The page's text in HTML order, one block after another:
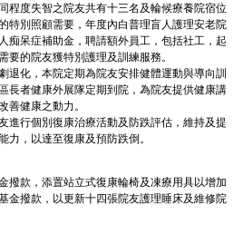
程度失智之院友共有十三名及輪候療養院宿位
特別照顧需要，年度內白普理盲人護理安老院
痴呆症補助金，聘請額外員工，包括社工，起
要的院友獲特別護理及訓練服務。
退化，本院定期為院友安排健體運動與導向訓
長者健康外展隊定期到院，為院友提供健康講
善健康之動力。
進行個別復康治療活動及防跌評估，維持及提
力，以達至復康及預防跌倒。
撥款，添置站立式復康輪椅及凍療用具以增加
金撥款，以更新十四張院友護理睡床及維修院